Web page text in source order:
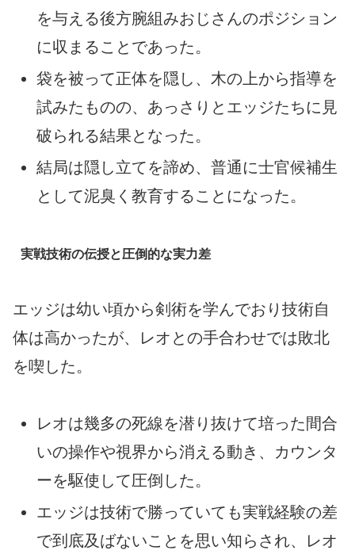
を与える後方腕組みおじさんのポジション
に収まることであった。
袋を被って正体を隠し、木の上から指導を
試みたものの、あっさりとエッジたちに見
破られる結果となった。
結局は隠し立てを諦め、普通に士官候補生
として泥臭く教育することになった。
実戦技術の伝授と圧倒的な実力差
エッジは幼い頃から剣術を学んでおり技術自
体は高かったが、レオとの手合わせでは敗北
を喫した。
レオは幾多の死線を潜り抜けて培った間合
いの操作や視界から消える動き、カウンタ
ーを駆使して圧倒した。
エッジは技術で勝っていても実戦経験の差
で到底及ばないことを思い知らされ、レオ